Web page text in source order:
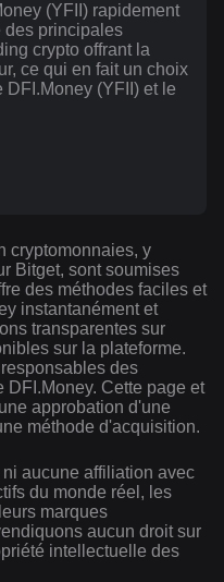
(YFII) rapidement
des principales
crypto offrant la
ce qui en fait un choix
(YFII) et le
cryptomonnaies, y
Bitget, sont soumises
des méthodes faciles et
instantanément et
transparentes sur
sur la plateforme.
des
DFI.Money. Cette page et
approbation d'une
méthode d'acquisition.
aucune affiliation avec
du monde réel, les
marques
aucun droit sur
intellectuelle des